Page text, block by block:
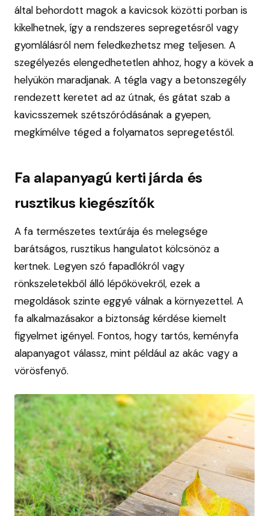
által behordott magok a kavicsok közötti porban is
kikelhetnek, így a rendszeres sepregetésről vagy
gyomlálásról nem feledkezhetsz meg teljesen. A
szegélyezés elengedhetetlen ahhoz, hogy a kövek a
helyükön maradjanak. A tégla vagy a betonszegély
rendezett keretet ad az útnak, és gátat szab a
kavicsszemek szétszóródásának a gyepen,
megkímélve téged a folyamatos sepregetéstől.
Fa alapanyagú kerti járda és
rusztikus kiegészítők
A fa természetes textúrája és melegsége
barátságos, rusztikus hangulatot kölcsönöz a
kertnek. Legyen szó fapadlókról vagy
rönkszeletekből álló lépőkövekről, ezek a
megoldások szinte eggyé válnak a környezettel. A
fa alkalmazásakor a biztonság kérdése kiemelt
figyelmet igényel. Fontos, hogy tartós, keményfa
alapanyagot válassz, mint például az akác vagy a
vörösfenyő.